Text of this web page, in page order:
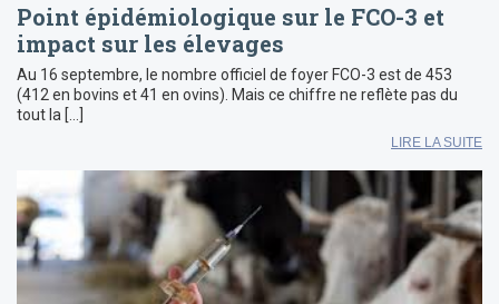
Point épidémiologique sur le FCO-3 et
impact sur les élevages
Au 16 septembre, le nombre officiel de foyer FCO-3 est de 453
(412 en bovins et 41 en ovins). Mais ce chiffre ne reflète pas du
tout la […]
LIRE LA SUITE